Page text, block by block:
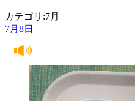
カテゴリ:7月
7月8日